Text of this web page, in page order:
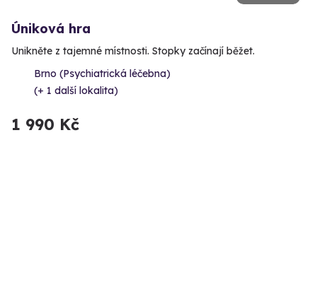
Úniková hra
Unikněte z tajemné místnosti. Stopky začínají běžet.
Brno (Psychiatrická léčebna)
(+ 1 další lokalita)
1 990 Kč